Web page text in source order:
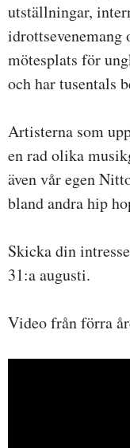
utställningar,
idrottsevenemang
mötesplats för
och har tusentals
Artisterna som
en rad olika
även vår egen
bland andra hip
Skicka din
31:a augusti.
Video från förra